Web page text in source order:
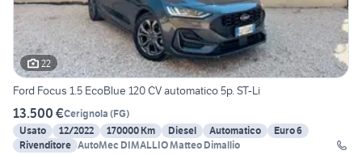
22
Ford Focus 1.5 EcoBlue 120 CV automatico 5p. ST-Li
13.500 €Cerignola (FG)
Usato
12/2022 170000 Km Diesel Automatico
Euro 6
Rivenditore AutoMec DIMALLIO Matteo Dimallio